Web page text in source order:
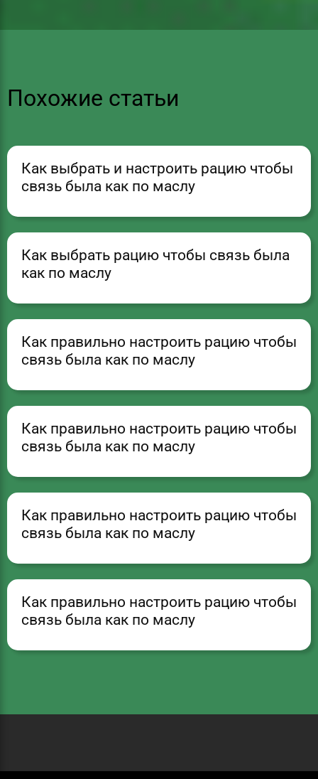
Похожие статьи
Как выбрать и настроить рацию чтобы
связь была как по маслу
Как выбрать рацию чтобы связь была
как по маслу
Как правильно настроить рацию чтобы
связь была как по маслу
Как правильно настроить рацию чтобы
связь была как по маслу
Как правильно настроить рацию чтобы
связь была как по маслу
Как правильно настроить рацию чтобы
связь была как по маслу